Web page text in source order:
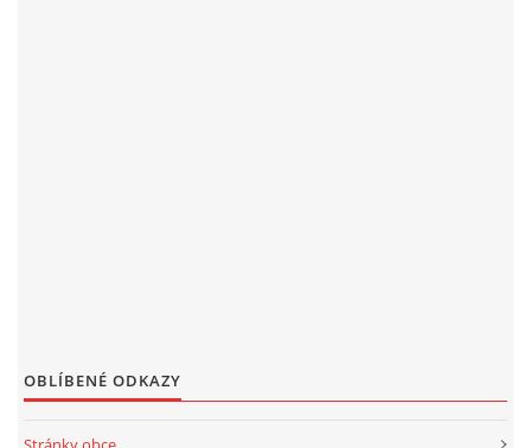
OBLÍBENÉ ODKAZY